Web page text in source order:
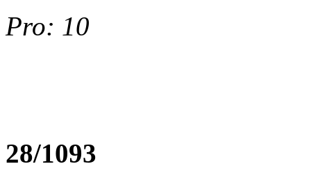
Pro: 10
28/1093